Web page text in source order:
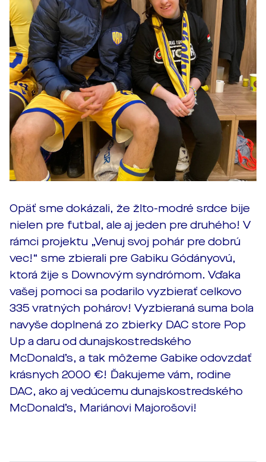
Opäť sme dokázali, že žlto-modré srdce bije
nielen pre futbal, ale aj jeden pre druhého! V
rámci projektu „Venuj svoj pohár pre dobrú
vec!“ sme zbierali pre Gabiku Gódányovú,
ktorá žije s Downovým syndrómom. Vďaka
vašej pomoci sa podarilo vyzbierať celkovo
335 vratných pohárov! Vyzbieraná suma bola
navyše doplnená zo zbierky DAC store Pop
Up a daru od dunajskostredského
McDonald’s, a tak môžeme Gabike odovzdať
krásnych 2000 €! Ďakujeme vám, rodine
DAC, ako aj vedúcemu dunajskostredského
McDonald’s, Mariánovi Majorošovi!